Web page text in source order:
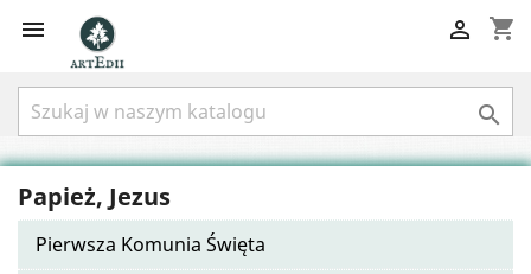
 shopping_cart


Papież, Jezus
Pierwsza Komunia Święta